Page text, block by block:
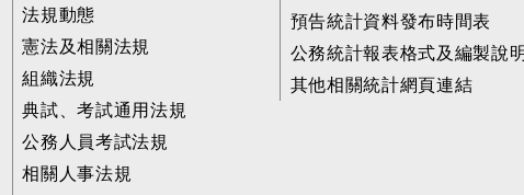
法規動態
憲法及相關法規
組織法規
典試、考試通用法規
公務人員考試法規
相關人事法規
預告統計資料發布時間表
公務統計報表格式及編製說
其他相關統計網頁連結